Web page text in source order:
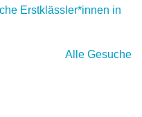
Erstklässler*innen in
Alle Gesuche